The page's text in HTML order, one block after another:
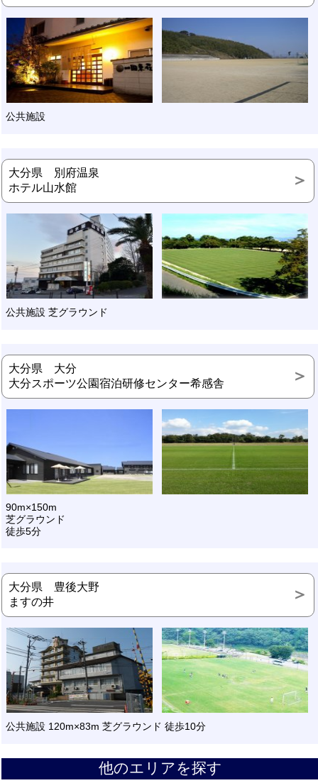
公共施設
大分県 別府温泉
ホテル山水館
公共施設 芝グラウンド
大分県 大分
大分スポーツ公園宿泊研修センター希感舎
90m×150m
芝グラウンド
徒歩5分
大分県 豊後大野
ますの井
公共施設 120m×83m 芝グラウンド 徒歩10分
他のエリアを探す